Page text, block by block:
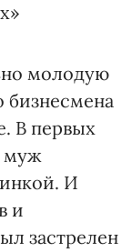
молодую
бизнесмена
В первых
муж
И
и
застрелен